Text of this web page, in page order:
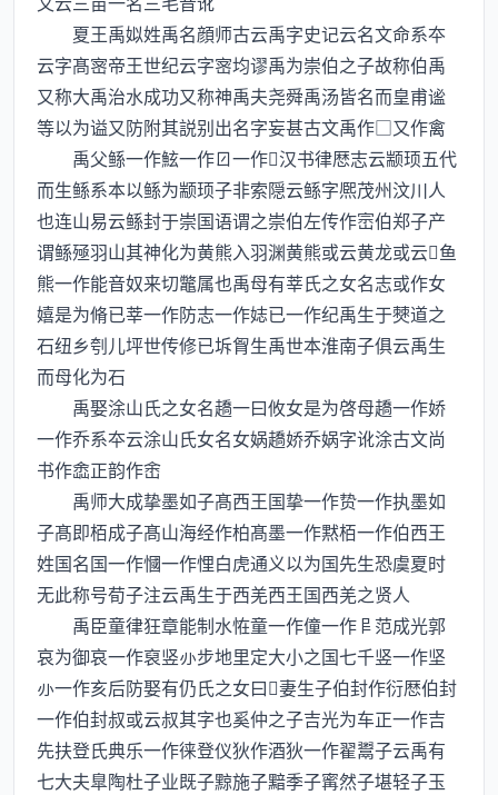
夏王禹姒姓禹名顔师古云禹字史记云名文命系夲
云字髙宻帝王世纪云字宻均谬禹为崇伯之子故称伯禹
又称大禹治水成功又称神禹夫尧舜禹汤皆名而皇甫谧
等以为谥又防附其説别出名字妄甚古文禹作□又作禽
禹父鲧一作鮌一作一作汉书律厯志云颛顼五代
而生鲧系本以鲧为颛顼子非索隠云鲧字熈茂州汶川人
也连山易云鲧封于崇国语谓之崇伯左传作崈伯郑子产
谓鲧殛羽山其神化为黄熊入羽渊黄熊或云黄龙或云鱼
熊一作能音奴来切鼈属也禹母有莘氏之女名志或作女
嬉是为脩已莘一作防志一作娡已一作纪禹生于僰道之
石纽乡刳儿坪世传修已坼胷生禹世本淮南子俱云禹生
而母化为石
禹娶涂山氏之女名趫一曰攸女是为啓母趫一作娇
一作乔系夲云涂山氏女名女娲趫娇乔娲字讹涂古文尚
书作嵞正韵作峹
禹师大成挚墨如子髙西王国挚一作贽一作执墨如
子髙即栢成子髙山海经作柏髙墨一作黙栢一作伯西王
姓国名国一作慖一作悝白虎通义以为国先生恐虞夏时
无此称号荀子注云禹生于西羌西王国西羌之贤人
禹臣童律狂章能制水恠童一作僮一作范成光郭
哀为御哀一作裒竖步地里定大小之国七千竖一作坚
一作亥后防娶有仍氏之女曰妻生子伯封作衍厯伯封
一作伯封叔或云叔其字也奚仲之子吉光为车正一作吉
先扶登氏典乐一作徕登仪狄作酒狄一作翟鬻子云禹有
七大夫臯陶杜子业既子黥施子黯季子寗然子堪轻子玉